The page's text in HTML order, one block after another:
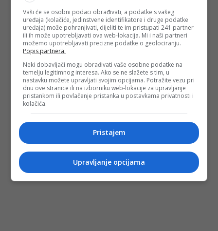
Vaši će se osobni podaci obrađivati, a podatke s vašeg
uređaja (kolačiće, jedinstvene identifikatore i druge podatke
uređaja) može pohranjivati, dijeliti te im pristupati 241 partner
ili ih može upotrebljavati ova web-lokacija. Mi i naši partneri
možemo upotrebljavati precizne podatke o geolociranju.
Popis partnera.
Neki dobavljači mogu obrađivati vaše osobne podatke na
temelju legitimnog interesa. Ako se ne slažete s tim, u
nastavku možete upravljati svojim opcijama. Potražite vezu pri
dnu ove stranice ili na izborniku web-lokacije za upravljanje
pristankom ili povlačenje pristanka u postavkama privatnosti i
kolačića.
Pristajem
Upravljanje opcijama